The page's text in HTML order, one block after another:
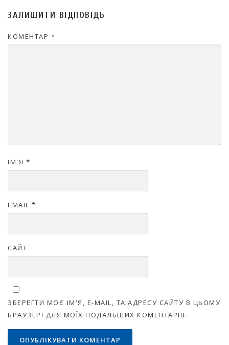
ЗАЛИШИТИ ВІДПОВІДЬ
КОМЕНТАР *
ІМ'Я *
EMAIL *
САЙТ
ЗБЕРЕГТИ МОЄ ІМ'Я, E-MAIL, ТА АДРЕСУ САЙТУ В ЦЬОМУ
БРАУЗЕРІ ДЛЯ МОЇХ ПОДАЛЬШИХ КОМЕНТАРІВ.